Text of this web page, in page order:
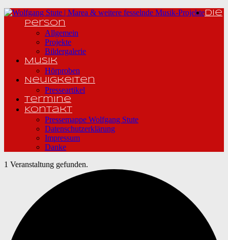
Die
Person
Allgemein
Projekte
Bildergalerie
Musik
Hörproben
Neuigkeiten
Presseartikel
Termine
Kontakt
Pressemappe Wolfgang Stute
Datenschutzerklärung
Impressum
Danke
1 Veranstaltung gefunden.